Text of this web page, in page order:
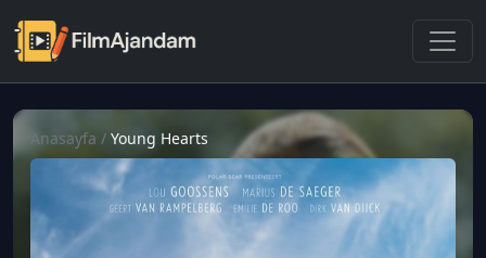
Anasayfa / Young Hearts